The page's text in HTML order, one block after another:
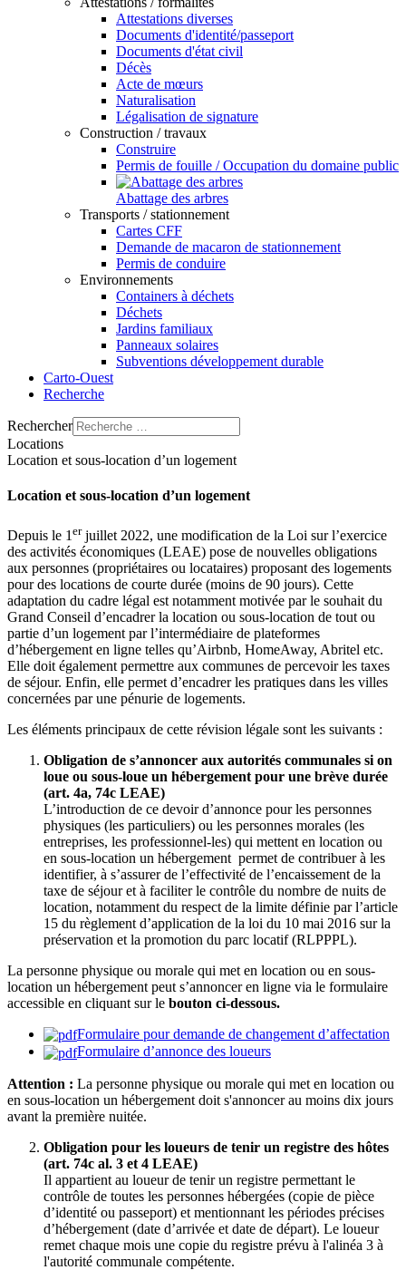
Attestations diverses
Documents d'identité/passeport
Documents d'état civil
Décès
Acte de mœurs
Naturalisation
Légalisation de signature
Construction / travaux
Construire
Permis de fouille / Occupation du domaine public
Abattage des arbres
Transports / stationnement
Cartes CFF
Demande de macaron de stationnement
Permis de conduire
Environnements
Containers à déchets
Déchets
Jardins familiaux
Panneaux solaires
Subventions développement durable
Carto-Ouest
Recherche
Rechercher
Locations
Location et sous-location d’un logement
Location et sous-location d’un logement
Depuis le 1 erjuillet 2022, une modification de la Loi sur l’exercice
des activités économiques (LEAE) pose de nouvelles obligations
aux personnes (propriétaires ou locataires) proposant des logements
pour des locations de courte durée (moins de 90 jours). Cette
adaptation du cadre légal est notamment motivée par le souhait du
Grand Conseil d’encadrer la location ou sous-location de tout ou
partie d’un logement par l’intermédiaire de plateformes
d’hébergement en ligne telles qu’Airbnb, HomeAway, Abritel etc.
Elle doit également permettre aux communes de percevoir les taxes
de séjour. Enfin, elle permet d’encadrer les pratiques dans les villes
concernées par une pénurie de logements.
Les éléments principaux de cette révision légale sont les suivants :
Obligation de s’annoncer aux autorités communales si on
loue ou sous-loue un hébergement pour une brève durée
(art. 4a, 74c LEAE)
L’introduction de ce devoir d’annonce pour les personnes
physiques (les particuliers) ou les personnes morales (les
entreprises, les professionnel-les) qui mettent en location ou
en sous-location un hébergement permet de contribuer à les
identifier, à s’assurer de l’effectivité de l’encaissement de la
taxe de séjour et à faciliter le contrôle du nombre de nuits de
location, notamment du respect de la limite définie par l’article
15 du règlement d’application de la loi du 10 mai 2016 sur la
préservation et la promotion du parc locatif (RLPPPL).
La personne physique ou morale qui met en location ou en sous-
location un hébergement peut s’annoncer en ligne via le formulaire
accessible en cliquant sur le bouton ci-dessous.
Formulaire pour demande de changement d’affectation
Formulaire d’annonce des loueurs
Attention : La personne physique ou morale qui met en location ou
en sous-location un hébergement doit s'annoncer au moins dix jours
avant la première nuitée.
Obligation pour les loueurs de tenir un registre des hôtes
(art. 74c al. 3 et 4 LEAE)
Il appartient au loueur de tenir un registre permettant le
contrôle de toutes les personnes hébergées (copie de pièce
d’identité ou passeport) et mentionnant les périodes précises
d’hébergement (date d’arrivée et date de départ). Le loueur
remet chaque mois une copie du registre prévu à l'alinéa 3 à
l'autorité communale compétente.